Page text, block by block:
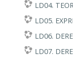
LD04.
LD05.
LD06.
LD07.